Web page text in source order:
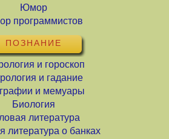
Юмор
программистов
ПОЗНАНИЕ
и гороскоп
и гадание
и мемуары
Биология
литература
литература о банках